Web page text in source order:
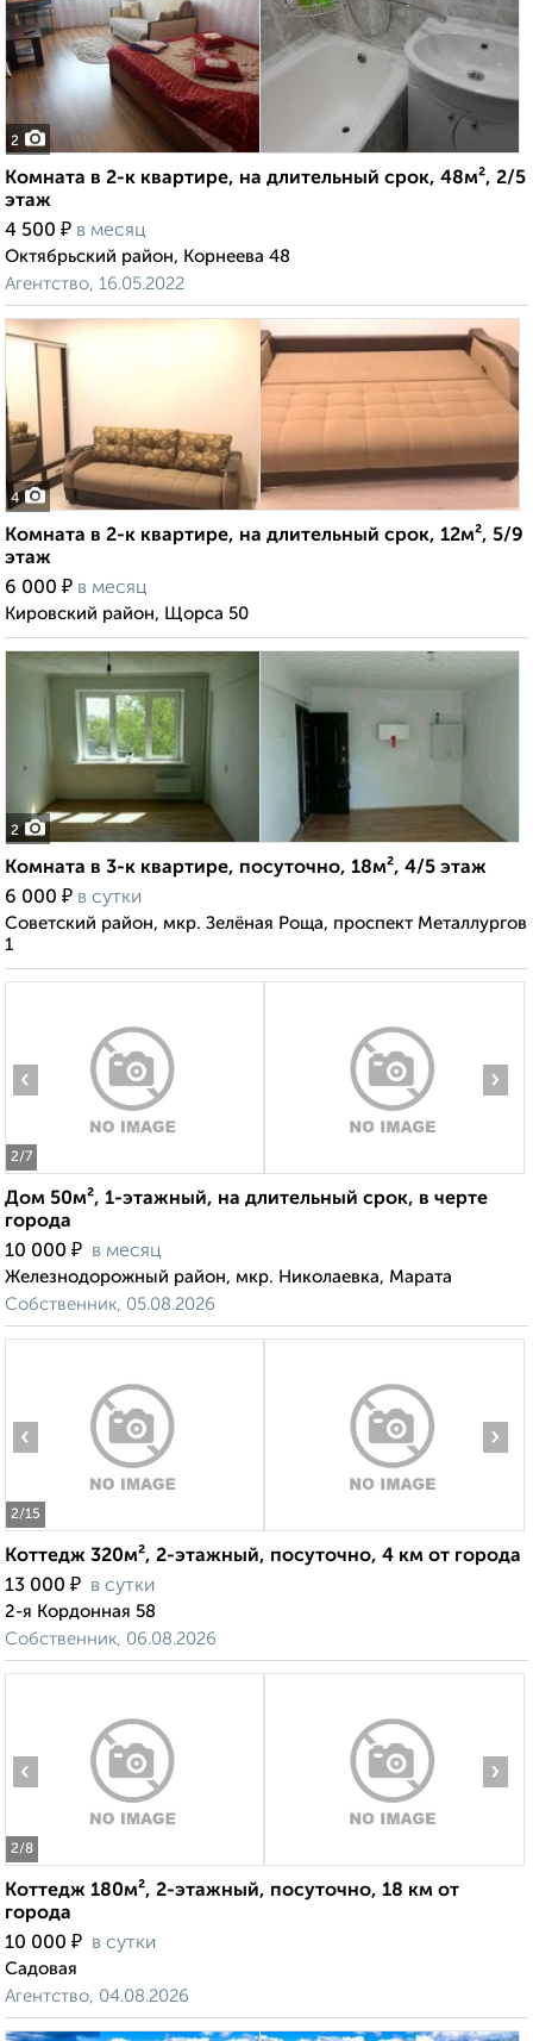
2
Комната в 2-к квартире, на длительный срок, 48м², 2/5
этаж
4 500 ₽ в месяц
Октябрьский район, Корнеева 48
Агентство, 16.05.2022
4
Комната в 2-к квартире, на длительный срок, 12м², 5/9
этаж
6 000 ₽ в месяц
Кировский район, Щорса 50
2
Комната в 3-к квартире, посуточно, 18м², 4/5 этаж
6 000 ₽ в сутки
Советский район, мкр. Зелёная Роща, проспект Металлургов
1
2/7
‹ ›
Дом 50м², 1-этажный, на длительный срок, в черте
города
10 000 ₽ в месяц
Железнодорожный район, мкр. Николаевка, Марата
Собственник, 05.08.2026
2/15
‹ ›
Коттедж 320м², 2-этажный, посуточно, 4 км от города
13 000 ₽ в сутки
2-я Кордонная 58
Собственник, 06.08.2026
2/8
‹ ›
Коттедж 180м², 2-этажный, посуточно, 18 км от
города
10 000 ₽ в сутки
Садовая
Агентство, 04.08.2026